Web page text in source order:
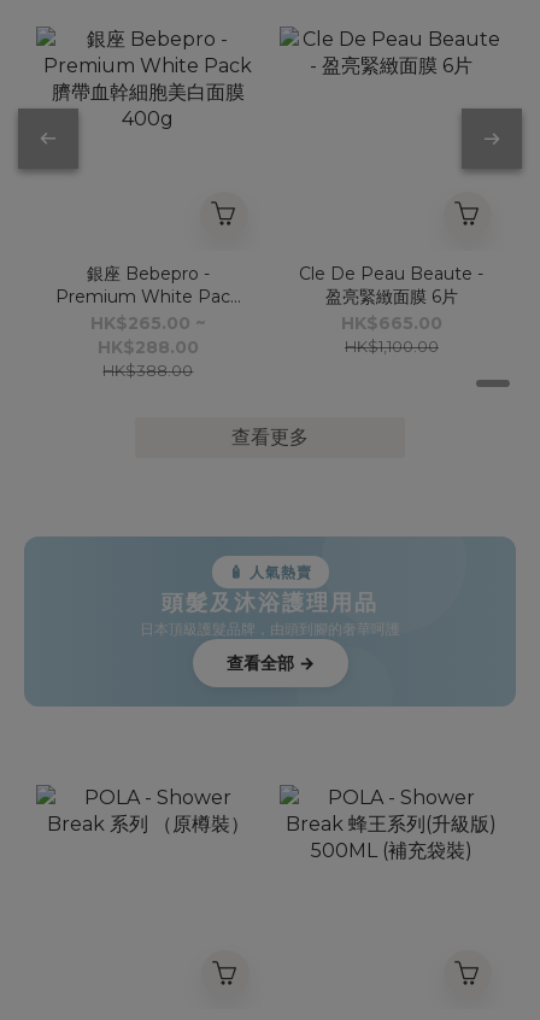
銀座 Bebepro -
Premium White Pack
臍帶血幹細胞美白面膜
400g
HK$265.00 ~
HK$288.00
HK$388.00
Cle De Peau Beaute -
盈亮緊緻面膜 6片
HK$665.00
HK$1,100.00
查看更多
🧴 人氣熱賣
頭髮及沐浴護理用品
日本頂級護髮品牌，由頭到腳的奢華呵護
查看全部 →